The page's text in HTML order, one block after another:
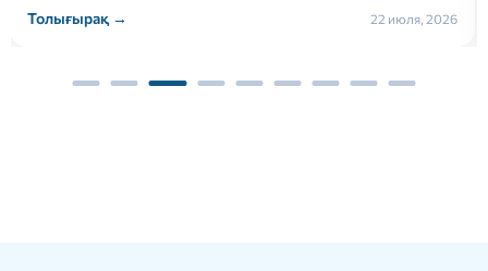
Толығырақ → 22 июля, 2026